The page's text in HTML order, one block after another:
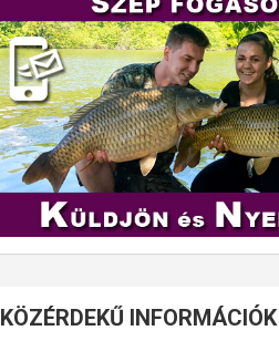
KÖZÉRDEKŰ INFORMÁCIÓK